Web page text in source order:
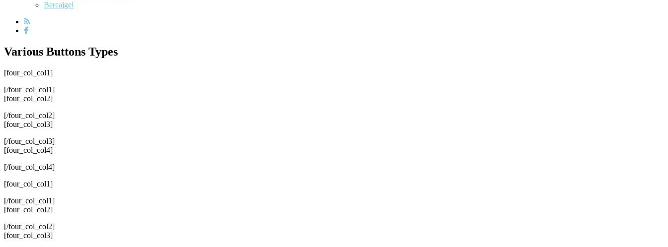
Bercajgel
Various Buttons Types
[four_col_col1]
[/four_col_col1]
[four_col_col2]
[/four_col_col2]
[four_col_col3]
[/four_col_col3]
[four_col_col4]
[/four_col_col4]
[four_col_col1]
[/four_col_col1]
[four_col_col2]
[/four_col_col2]
[four_col_col3]